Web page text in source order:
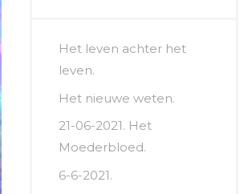
Het leven achter het
leven.
Het nieuwe weten.
21-06-2021. Het
Moederbloed.
6-6-2021.